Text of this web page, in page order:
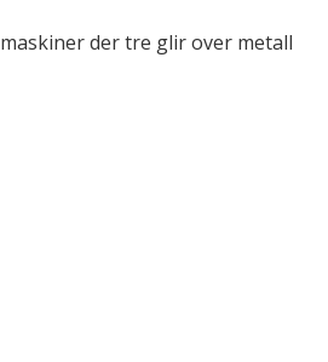
der tre glir over metall